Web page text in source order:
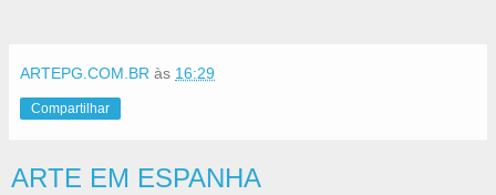
ARTEPG.COM.BR às 16:29
Compartilhar
ARTE EM ESPANHA